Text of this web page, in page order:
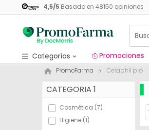
4,5/5 Basado en 48150 opiniones
Categorías
Promociones
Cabello
Packs regalos
Promociones
PromoFarma Cetaphil pro
CATEGORIA 1
Cosmética (7)
Higiene (1)